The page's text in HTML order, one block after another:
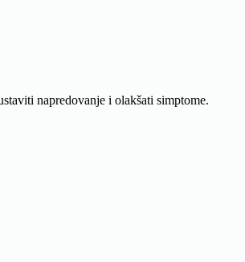
napredovanje i olakšati simptome.